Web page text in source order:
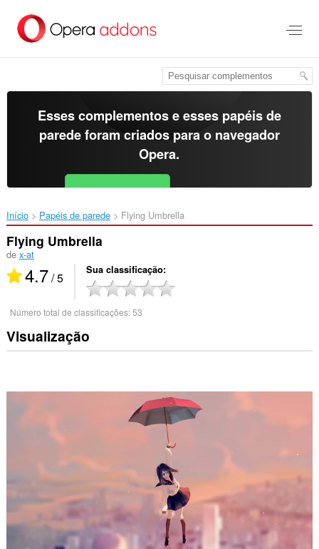
para
Esses complementos e esses papéis de
parede foram criados para o navegador
Opera.
Baixar o Opera Free for Android
Início Papéis de parede Flying Umbrella‎
Flying Umbrella
de x-at
4.7/ 5 Sua classificação
Número total de classificações:53
Visualização